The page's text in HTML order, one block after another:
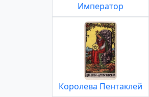
Император
Королева Пентаклей